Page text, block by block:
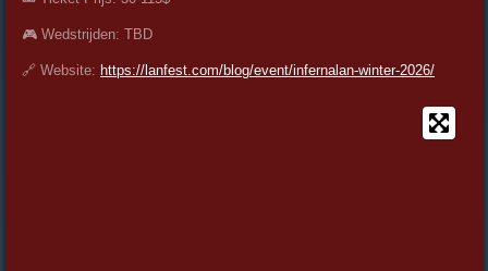
🎮 Wedstrijden: TBD
🔗 Website: https://lanfest.com/blog/event/infernalan-winter-2026/